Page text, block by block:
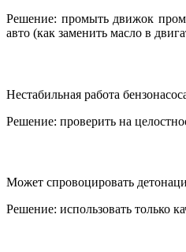
Решение: промыть движок
авто (как заменить масло в
Нестабильная работа
Решение: проверить на
Может спровоцировать
Решение: использовать только